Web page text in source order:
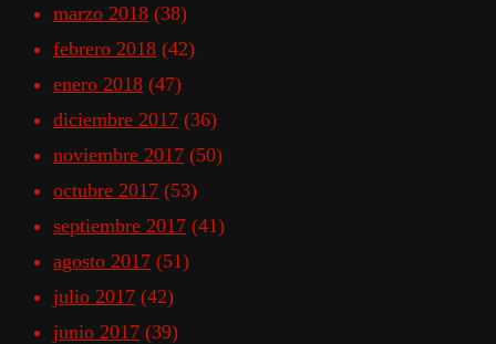
marzo 2018 (38)
febrero 2018 (42)
enero 2018 (47)
diciembre 2017 (36)
noviembre 2017 (50)
octubre 2017 (53)
septiembre 2017 (41)
agosto 2017 (51)
julio 2017 (42)
junio 2017 (39)